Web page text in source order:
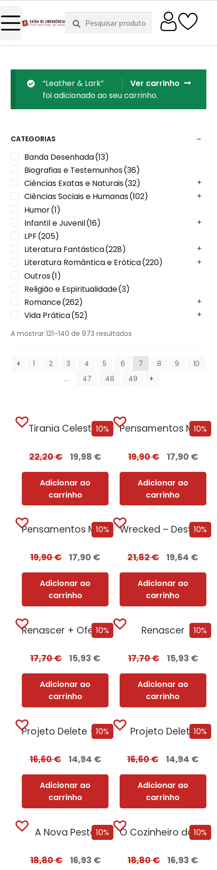
Pesquisar
por:
Pesquisa
Ver carrinho
“Leather & Lark”
foi adicionado ao seu carrinho.
CATEGORIAS
Banda Desenhada(13)
Biografias e Testemunhos(36)
Ciências Exatas e Naturais(32)
Ciências Sociais e Humanas(102)
Humor(1)
Infantil e Juvenil(16)
LPF(205)
Literatura Fantástica(228)
Literatura Romântica e Erótica(220)
Outros(1)
Religião e Espiritualidade(3)
Romance(262)
Vida Prática(52)
A mostrar 121–140 de 973 resultados
1 2 3 4 5 6 7 8 9
10
…
47 48 49
10%
Tirania Celestial
22,20€ 19,98 €
Adicionar ao
carrinho
10%
Pensamentos Malignos + Oferta A Pequena Livraria...
19,90€ 17,90 €
Adicionar ao
carrinho
10%
Pensamentos Malignos
19,90€ 17,90 €
Adicionar ao
carrinho
10%
Wrecked – Destruição e Ruína
21,82€ 19,64 €
Adicionar ao
carrinho
10%
Renascer + Oferta Corpus
17,70€ 15,93 €
Adicionar ao
carrinho
10%
Renascer
17,70€ 15,93 €
Adicionar ao
carrinho
10%
Projeto Delete + Oferta Nemesis
16,60€ 14,94 €
Adicionar ao
carrinho
10%
Projeto Delete
16,60€ 14,94 €
Adicionar ao
carrinho
10%
A Nova Peste
18,80€ 16,93 €
10%
O Cozinheiro da Rainha Adúltera
18,80€ 16,93 €